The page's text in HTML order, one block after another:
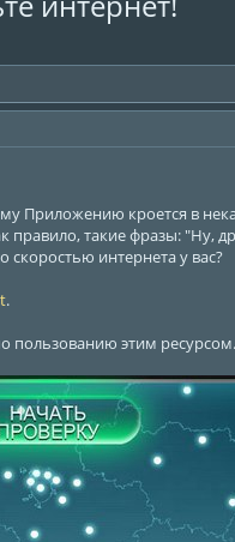
Приложению кроется в
правило, такие фразы: "Ну,
скоростью интернета у вас?
.
пользованию этим ресурсом.